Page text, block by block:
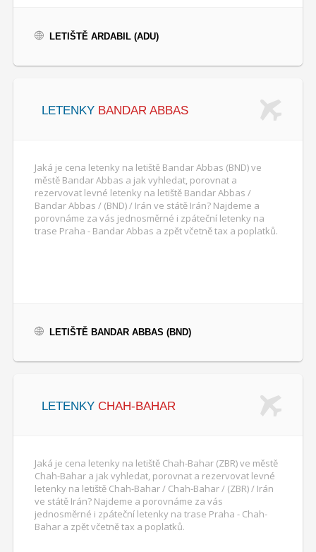
LETIŠTĚ ARDABIL (ADU)
LETENKY BANDAR ABBAS
Jaká je cena letenky na letiště Bandar Abbas (BND) ve
městě Bandar Abbas a jak vyhledat, porovnat a
rezervovat levné letenky na letiště Bandar Abbas /
Bandar Abbas / (BND) / Irán ve státě Irán? Najdeme a
porovnáme za vás jednosměrné i zpáteční letenky na
trase Praha - Bandar Abbas a zpět včetně tax a poplatků.
LETIŠTĚ BANDAR ABBAS (BND)
LETENKY CHAH-BAHAR
Jaká je cena letenky na letiště Chah-Bahar (ZBR) ve městě
Chah-Bahar a jak vyhledat, porovnat a rezervovat levné
letenky na letiště Chah-Bahar / Chah-Bahar / (ZBR) / Irán
ve státě Irán? Najdeme a porovnáme za vás
jednosměrné i zpáteční letenky na trase Praha - Chah-
Bahar a zpět včetně tax a poplatků.